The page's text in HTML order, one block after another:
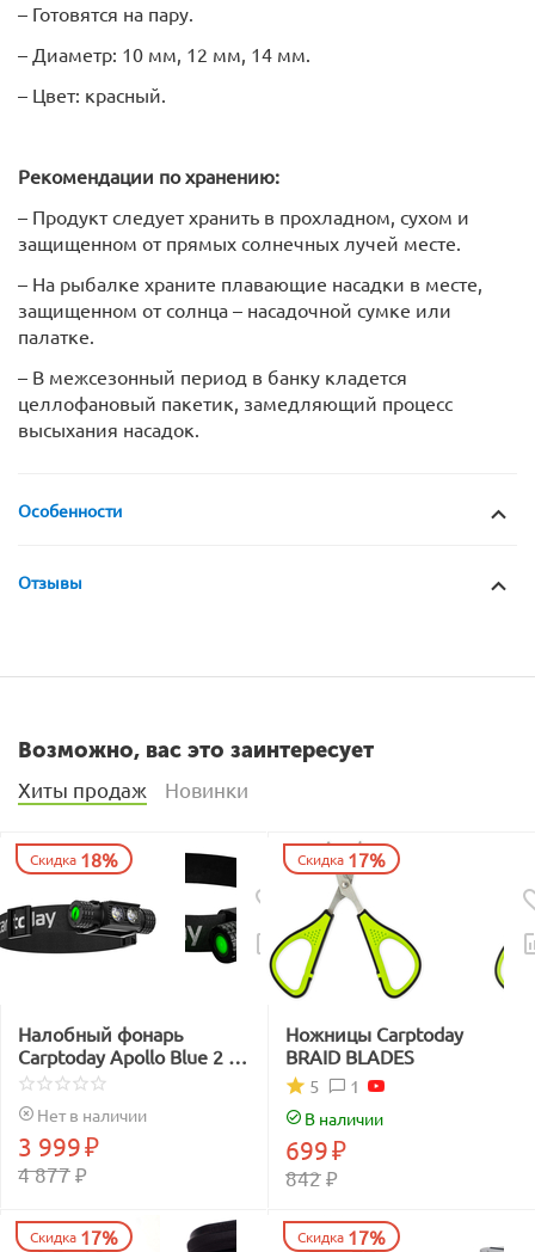
– Готовятся на пару.
– Диаметр: 10 мм, 12 мм, 14 мм.
– Цвет: красный.
Рекомендации по хранению:
– Продукт следует хранить в прохладном, сухом и
защищенном от прямых солнечных лучей месте.
– На рыбалке храните плавающие насадки в месте,
защищенном от солнца – насадочной сумке или
палатке.
– В межсезонный период в банку кладется
целлофановый пакетик, замедляющий процесс
высыхания насадок.
Особенности
Отзывы
Возможно, вас это заинтересует
Хиты продаж Новинки
Скидка 18%
Налобный фонарь
Carptoday Apollo Blue 2 с
функцией
подсвечивания лески
синим светом
Нет в наличии
4 877₽
3 999₽
Скидка 17%
Ножницы Carptoday
BRAID BLADES
1
5
В наличии
842₽
699₽
Скидка 17% Скидка 17%